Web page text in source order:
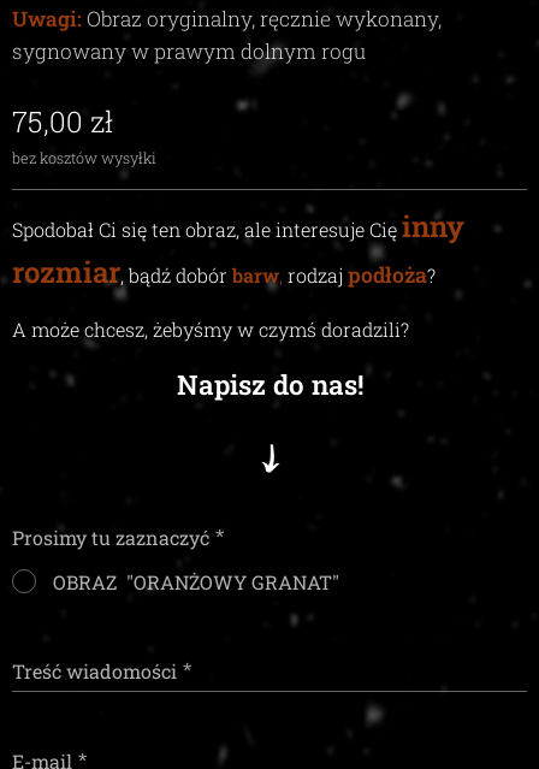
Uwagi: Obraz oryginalny, ręcznie wykonany,
sygnowany w prawym dolnym rogu
75,00 zł
bez kosztów wysyłki
Spodobał Ci się ten obraz, ale interesuje Cięinny
rozmiar, bądź dobór barw, rodzaj podłoża?
A może chcesz, żebyśmy w czymś doradzili?
Napisz do nas!
Prosimy tu zaznaczyć
OBRAZ "ORANŻOWY GRANAT"
Treść wiadomości
E-mail